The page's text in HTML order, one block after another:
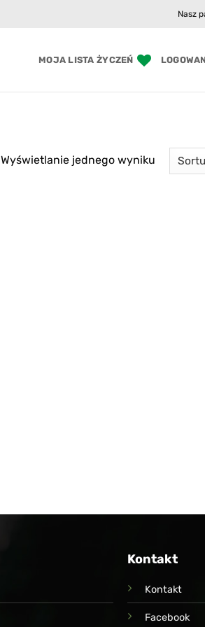
Nasz
MOJA LISTA ŻYCZEŃ
Wyświetlanie jednego wyniku
Kontakt
Kontakt
Facebook